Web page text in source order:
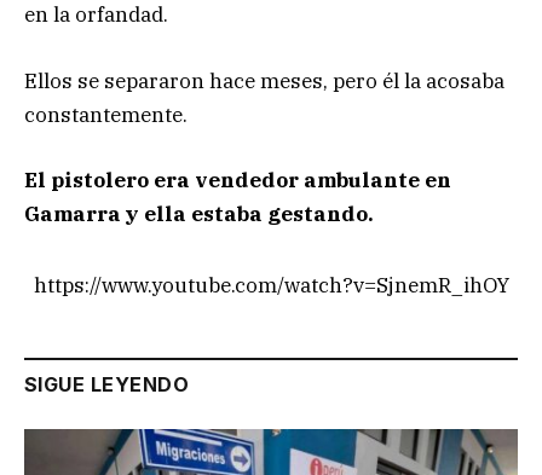
en la orfandad.
Ellos se separaron hace meses, pero él la acosaba
constantemente.
El pistolero era vendedor ambulante en
Gamarra y ella estaba gestando.
https://www.youtube.com/watch?v=SjnemR_ihOY
SIGUE LEYENDO